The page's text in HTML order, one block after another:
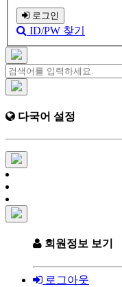
로그인
ID/PW 찾기
다국어 설정
회원정보 보기
로그아웃